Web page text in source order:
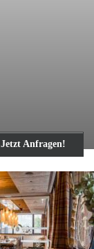
Jetzt Anfragen!